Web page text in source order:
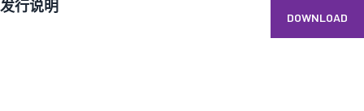
发行说明
DOWNLOAD